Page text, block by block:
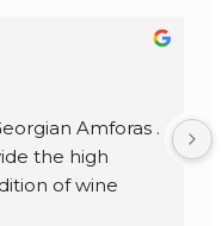
Amforas .
the high
of wine